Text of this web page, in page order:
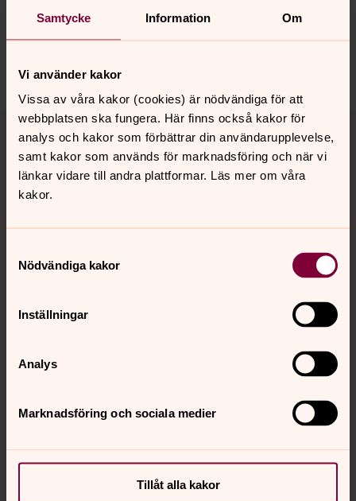
Samtycke Information Om
Vi använder kakor
Vissa av våra kakor (cookies) är nödvändiga för att
webbplatsen ska fungera. Här finns också kakor för
analys och kakor som förbättrar din användarupplevelse,
samt kakor som används för marknadsföring och när vi
länkar vidare till andra plattformar. Läs mer om våra
kakor.
Nödvändiga kakor
Inställningar
Analys
Marknadsföring och sociala medier
Tillåt alla kakor
Minnesstund – samlas efter
begravningen
hjälper till att skapa en lugn och fin samling.
Våra kyrkor, platser, medlemskap
och kyrkogårdar
Församlingshem och prästgårdar i
I församlingshemmen /prästgårdarna träffas vi för
Som medlem är du med och gör det möjligt för kyrkan
att göra gott.
Kyrkor och kapell
Kyrkorna och kapellen är från olika tidsepoker och har
alla sin egen historia och tillkomst.